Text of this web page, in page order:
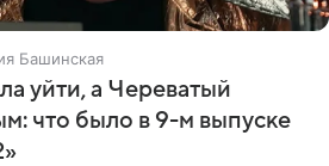
Башинская
уйти, а Череватый
что было в 9-м выпуске